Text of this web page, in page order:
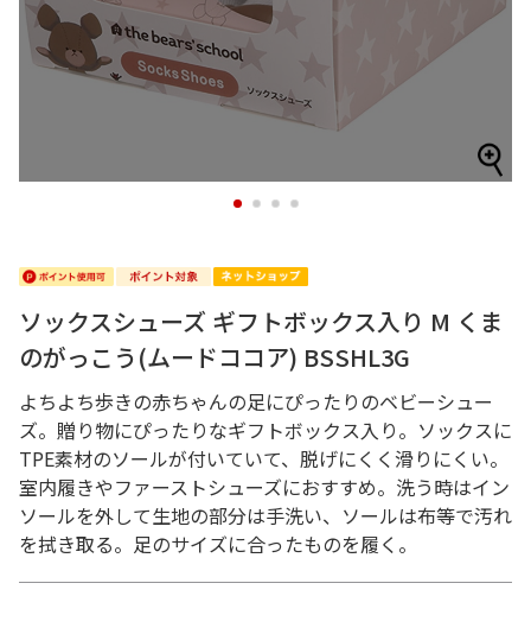
1 2 3 4
ソックスシューズ ギフトボックス入り M くま
のがっこう(ムードココア) BSSHL3G
よちよち歩きの赤ちゃんの足にぴったりのベビーシュー
ズ。贈り物にぴったりなギフトボックス入り。ソックスに
TPE素材のソールが付いていて、脱げにくく滑りにくい。
室内履きやファーストシューズにおすすめ。洗う時はイン
ソールを外して生地の部分は手洗い、ソールは布等で汚れ
を拭き取る。足のサイズに合ったものを履く。